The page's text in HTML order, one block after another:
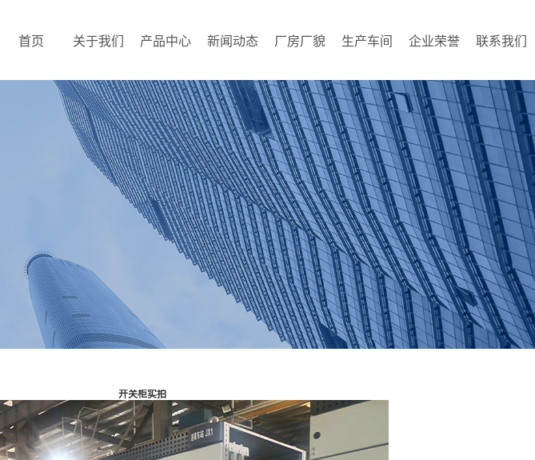
首页 关于我们 产品中心 新闻动态 厂房厂貌 生产车间 企业荣誉 联系我们
开关柜实拍